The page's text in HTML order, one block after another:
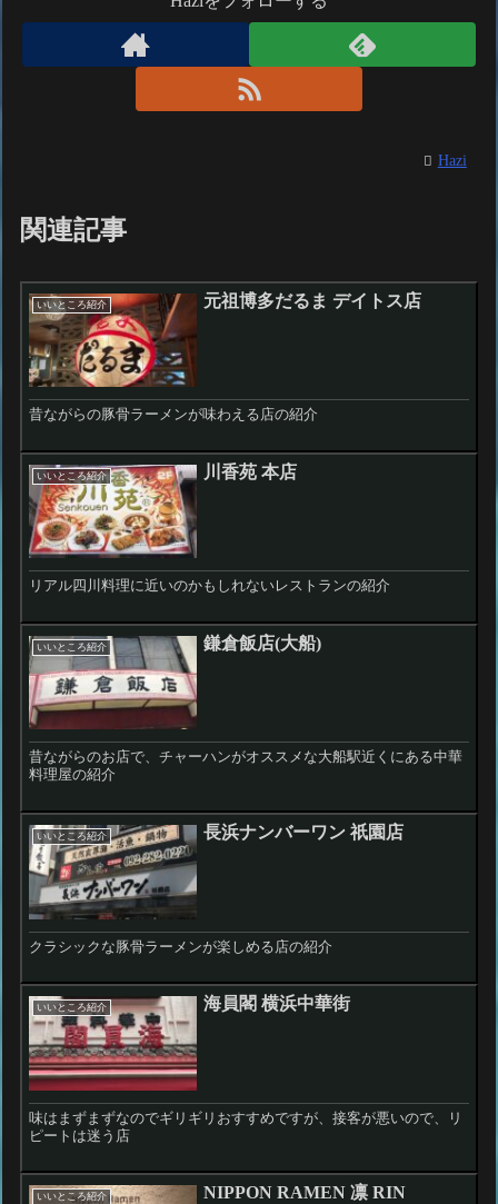
Hazi
関連記事
いいところ紹介 元祖博多だるま デイトス店
昔ながらの豚骨ラーメンが味わえる店の紹介
いいところ紹介 川香苑 本店
リアル四川料理に近いのかもしれないレストランの紹介
いいところ紹介 鎌倉飯店(大船)
昔ながらのお店で、チャーハンがオススメな大船駅近くにある中華
料理屋の紹介
いいところ紹介 長浜ナンバーワン 祇園店
クラシックな豚骨ラーメンが楽しめる店の紹介
いいところ紹介 海員閣 横浜中華街
味はまずまずなのでギリギリおすすめですが、接客が悪いので、リ
ピートは迷う店
いいところ紹介
NIPPON RAMEN 凛 RIN